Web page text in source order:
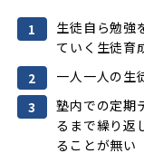
生徒自ら勉強
ていく生徒育
一人一人の生
塾内での定期
るまで繰り返
ることが無い